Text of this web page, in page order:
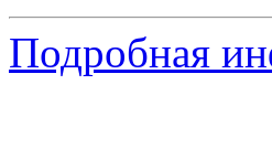
Подробная